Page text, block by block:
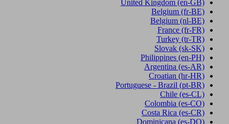
United Kingdom (en-GB)
Belgium (fr-BE)
Belgium (nl-BE)
France (fr-FR)
Turkey (tr-TR)
Slovak (sk-SK)
Philippines (en-PH)
Argentina (es-AR)
Croatian (hr-HR)
Portuguese - Brazil (pt-BR)
Chile (es-CL)
Colombia (es-CO)
Costa Rica (es-CR)
Dominicana (es-DO)